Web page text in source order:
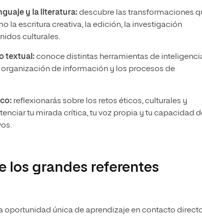
y la literatura: descubre las transformaciones
la escritura creativa, la edición, la investigación
culturales.
textual: conoce distintas herramientas de
de información y los procesos de
reflexionarás sobre los retos éticos, culturales y
tu mirada crítica, tu voz propia y tu capacidad
los grandes referentes
oportunidad única de aprendizaje en contacto